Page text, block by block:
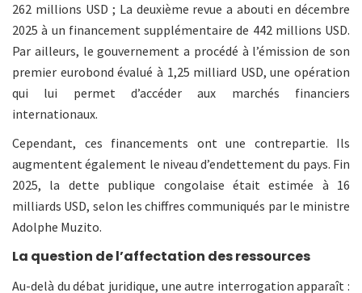
262 millions USD ; La deuxième revue a abouti en décembre
2025 à un financement supplémentaire de 442 millions USD.
Par ailleurs, le gouvernement a procédé à l’émission de son
premier eurobond évalué à 1,25 milliard USD, une opération
qui lui permet d’accéder aux marchés financiers
internationaux.
Cependant, ces financements ont une contrepartie. Ils
augmentent également le niveau d’endettement du pays. Fin
2025, la dette publique congolaise était estimée à 16
milliards USD, selon les chiffres communiqués par le ministre
Adolphe Muzito.
La question de l’affectation des ressources
Au-delà du débat juridique, une autre interrogation apparaît :